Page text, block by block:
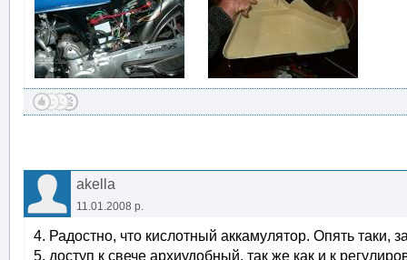
akella
11.01.2008 р.
4. Радостно, что кислотный аккамулятор. Опять таки,
5. доступ к свече архиудобный. так же как и к